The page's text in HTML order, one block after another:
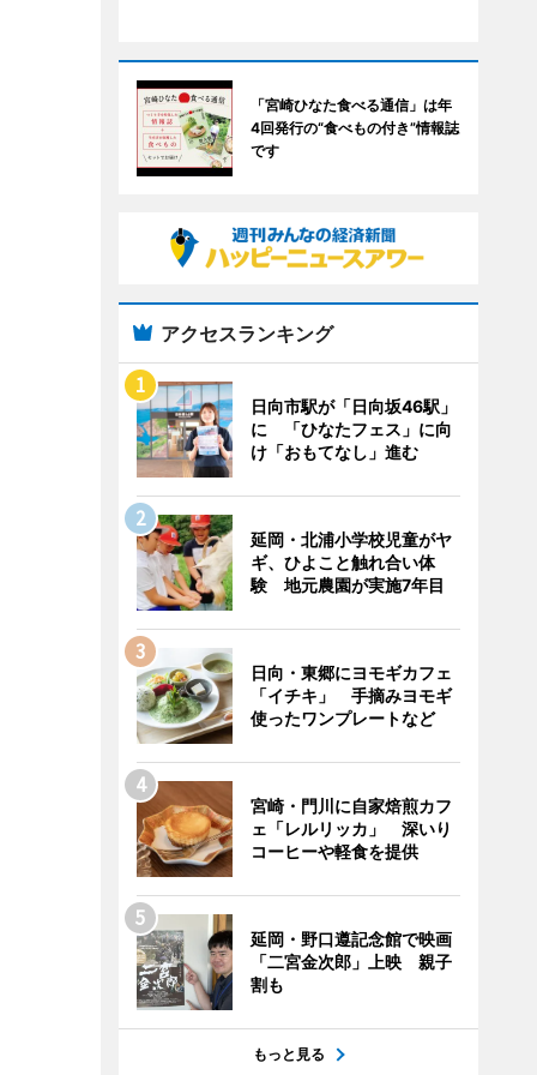
「宮崎ひなた食べる通信」は年
4回発行の“食べもの付き”情報誌
です
アクセスランキング
日向市駅が「日向坂46駅」
に 「ひなたフェス」に向
け「おもてなし」進む
延岡・北浦小学校児童がヤ
ギ、ひよこと触れ合い体
験 地元農園が実施7年目
日向・東郷にヨモギカフェ
「イチキ」 手摘みヨモギ
使ったワンプレートなど
宮崎・門川に自家焙煎カフ
ェ「レルリッカ」 深いり
コーヒーや軽食を提供
延岡・野口遵記念館で映画
「二宮金次郎」上映 親子
割も
もっと見る